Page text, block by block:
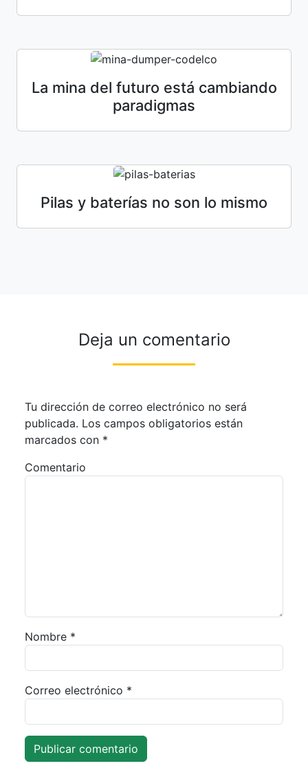
La mina del futuro está cambiando
paradigmas
Pilas y baterías no son lo mismo
Deja un comentario
Tu dirección de correo electrónico no será
publicada. Los campos obligatorios están
marcados con *
Comentario
Nombre *
Correo electrónico *